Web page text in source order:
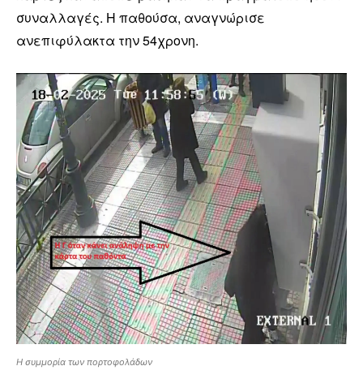
συναλλαγές. Η παθούσα, αναγνώρισε
ανεπιφύλακτα την 54χρονη.
Η συμμορία των πορτοφολάδων